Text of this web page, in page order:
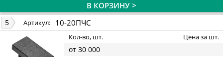
В КОРЗИНУ >
5 Артикул: 10-20ПЧС
Кол-во, шт. Цена за шт.
от 30 000